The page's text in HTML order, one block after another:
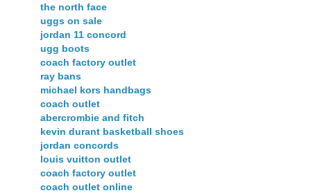
the north face
uggs on sale
jordan 11 concord
ugg boots
coach factory outlet
ray bans
michael kors handbags
coach outlet
abercrombie and fitch
kevin durant basketball shoes
jordan concords
louis vuitton outlet
coach factory outlet
coach outlet online